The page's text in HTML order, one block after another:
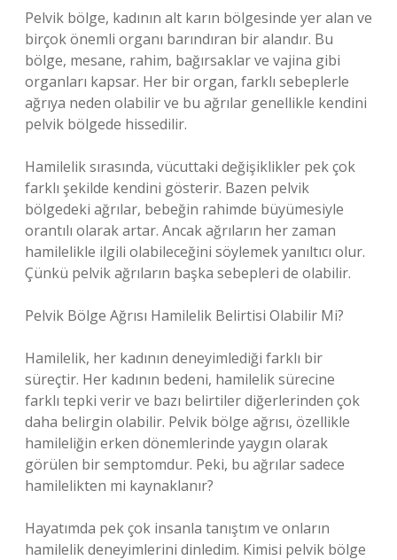
Pelvik bölge, kadının alt karın bölgesinde yer alan ve
birçok önemli organı barındıran bir alandır. Bu
bölge, mesane, rahim, bağırsaklar ve vajina gibi
organları kapsar. Her bir organ, farklı sebeplerle
ağrıya neden olabilir ve bu ağrılar genellikle kendini
pelvik bölgede hissedilir.
Hamilelik sırasında, vücuttaki değişiklikler pek çok
farklı şekilde kendini gösterir. Bazen pelvik
bölgedeki ağrılar, bebeğin rahimde büyümesiyle
orantılı olarak artar. Ancak ağrıların her zaman
hamilelikle ilgili olabileceğini söylemek yanıltıcı olur.
Çünkü pelvik ağrıların başka sebepleri de olabilir.
Pelvik Bölge Ağrısı Hamilelik Belirtisi Olabilir Mi?
Hamilelik, her kadının deneyimlediği farklı bir
süreçtir. Her kadının bedeni, hamilelik sürecine
farklı tepki verir ve bazı belirtiler diğerlerinden çok
daha belirgin olabilir. Pelvik bölge ağrısı, özellikle
hamileliğin erken dönemlerinde yaygın olarak
görülen bir semptomdur. Peki, bu ağrılar sadece
hamilelikten mi kaynaklanır?
Hayatımda pek çok insanla tanıştım ve onların
hamilelik deneyimlerini dinledim. Kimisi pelvik bölge